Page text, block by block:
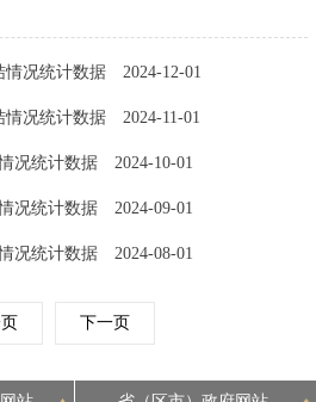
한국어
FRANÇAIS РУССКИЙ ЯЗЫК
情况统计数据 2024-12-01
情况统计数据 2024-11-01
况统计数据 2024-10-01
况统计数据 2024-09-01
况统计数据 2024-08-01
页 下一页